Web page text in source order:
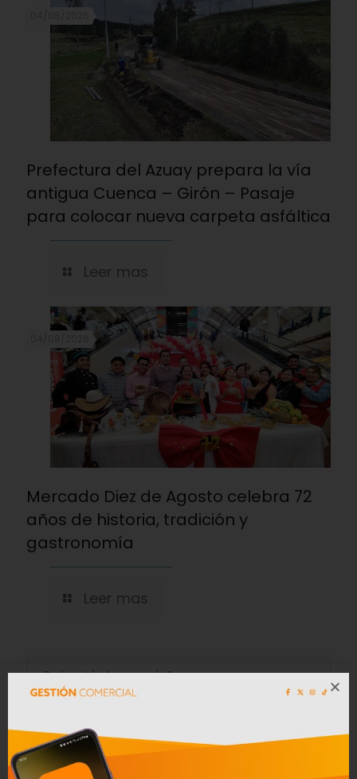
Prefectura del Azuay prepara la vía
antigua Cuenca – Girón – Pasaje
para colocar nueva carpeta asfáltica
Leer mas
Mercado Diez de Agosto celebra 72
años de historia, tradición y
gastronomía
Leer mas
Convocatoria a Oferta Pública de
Bienes Muebles e Inmuebles – COAC
CREA en Liquidación